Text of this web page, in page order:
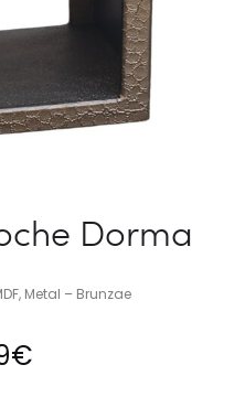
Dorma
Metal – Brunzae
€